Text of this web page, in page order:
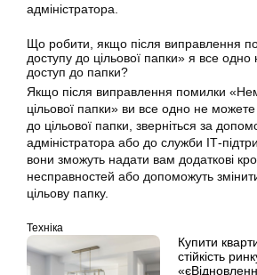
адміністратора.
Що робити, якщо після виправлення
доступу до цільової папки» я все
доступ до папки?
Якщо після виправлення помилки
цільової папки» ви все одно не
до цільової папки, зверніться за
адміністратора або до служби ІТ-
вони зможуть надати вам додаткові
несправностей або допоможуть
цільову папку.
Техніка
Купити
стійкість